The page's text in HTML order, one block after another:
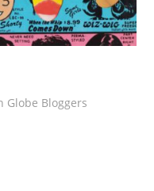
Globe Bloggers